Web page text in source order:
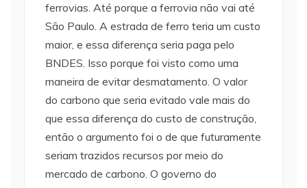
ferrovias. Até porque a ferrovia não vai até
São Paulo. A estrada de ferro teria um custo
maior, e essa diferença seria paga pelo
BNDES. Isso porque foi visto como uma
maneira de evitar desmatamento. O valor
do carbono que seria evitado vale mais do
que essa diferença do custo de construção,
então o argumento foi o de que futuramente
seriam trazidos recursos por meio do
mercado de carbono. O governo do